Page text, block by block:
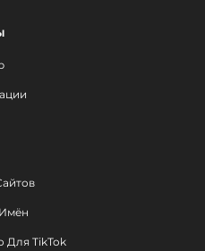
Для TikTok